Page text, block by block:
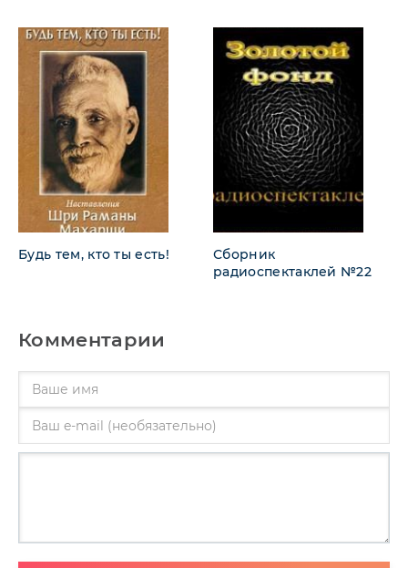
Будь тем, кто ты есть!
Сборник
радиоспектаклей №22
Комментарии